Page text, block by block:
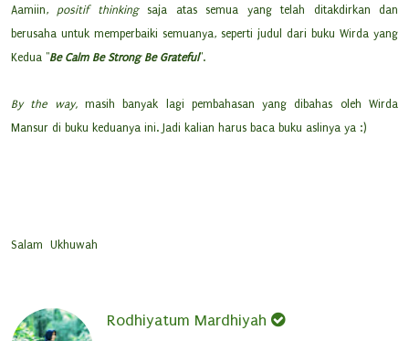
Aamiin, positif thinkingsaja atas semua yang telah ditakdirkan dan
berusaha untuk memperbaiki semuanya, seperti judul dari buku Wirda yang
Kedua "Be Calm Be Strong Be Grateful".
By the way, masih banyak lagi pembahasan yang dibahas oleh Wirda
Mansur di buku keduanya ini. Jadi kalian harus baca buku aslinya ya :)
Salam Ukhuwah
Rodhiyatum Mardhiyah